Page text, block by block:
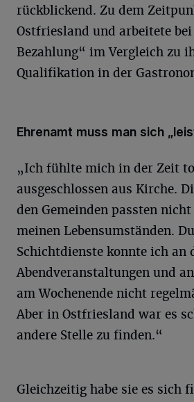
rückblickend. Zu dem
Ostfriesland und arbeitete
Bezahlung“ im Vergleich zu
Qualifikation in der
Ehrenamt muss man sich
„Ich fühlte mich in der Zeit
ausgeschlossen aus Kirche.
den Gemeinden passten
meinen Lebensumständen.
Schichtdienste konnte ich an
Abendveranstaltungen und
am Wochenende nicht
Aber in Ostfriesland war es
andere Stelle zu finden.“
Gleichzeitig habe sie es sich